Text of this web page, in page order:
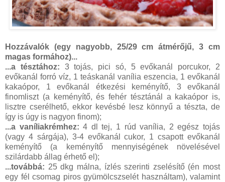
Hozzávalók (egy nagyobb, 25/29 cm átmérőjű, 3 cm
magas formához)...
...a tésztához: 3 tojás, pici só, 5 evőkanál porcukor, 2
evőkanál forró víz, 1 teáskanál vanília eszencia, 1 evőkanál
kakaópor, 1 evőkanál étkezési keményítő, 3 evőkanál
finomliszt (a keményítő, és fehér tésztánál a kakaópor is,
lisztre cserélhető, ekkor kevésbé lesz könnyű a tészta, de
így is úgy is nagyon finom);
...a vaníliakrémhez: 4 dl tej, 1 rúd vanília, 2 egész tojás
(vagy 4 sárgája), 3-4 evőkanál cukor, 1 csapott evőkanál
keményítő (a keményítő mennyiségének növelésével
szilárdabb állag érhető el);
...továbbá: 25 dkg málna, ízlés szerinti zselésítő (én most
egy fél csomag piros gyümölcszselét használtam), valamint